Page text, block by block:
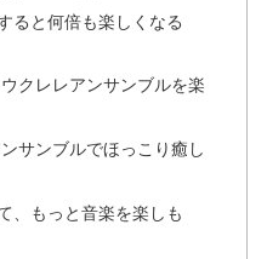
ると何倍も楽しくなる
クレレアンサンブルを楽
サンブルでほっこり癒し
、もっと音楽を楽しも